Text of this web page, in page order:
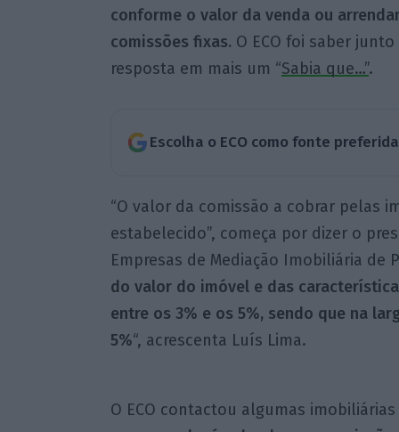
conforme o valor da venda ou
comissões fixas. O ECO foi saber
resposta em mais um “Sabia que…”.
Escolha o ECO como fonte
“O valor da comissão a cobrar pelas
estabelecido”, começa por dizer o
Empresas de Mediação Imobiliária de
do valor do imóvel e das
entre os 3% e os 5%, sendo que na
5%“, acrescenta Luís Lima.
O ECO contactou algumas